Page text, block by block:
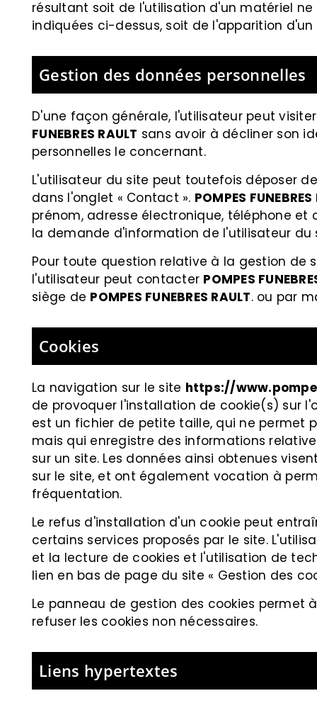
résultant soit de l'utilisation d'un matériel
indiquées ci-dessus, soit de l'apparition
Gestion des données personnelles
D'une façon générale, l'utilisateur peut
FUNEBRES RAULT sans avoir à décliner son
personnelles le concernant.
L'utilisateur du site peut toutefois déposer
dans l'onglet « Contact ». POMPES
prénom, adresse électronique, téléphone
la demande d'information de l'utilisateur du
Pour toute question relative à la gestion de
l'utilisateur peut contacter POMPES
siège de POMPES FUNEBRES RAULT. ou par
Cookies
La navigation sur le site https://
de provoquer l'installation de cookie(s) sur
est un fichier de petite taille, qui ne permet
mais qui enregistre des informations
sur un site. Les données ainsi obtenues
sur le site, et ont également vocation à
fréquentation.
Le refus d'installation d'un cookie peut
certains services proposés par le site.
et la lecture de cookies et l'utilisation de
lien en bas de page du site « Gestion des
Le panneau de gestion des cookies permet
refuser les cookies non nécessaires.
Liens hypertextes